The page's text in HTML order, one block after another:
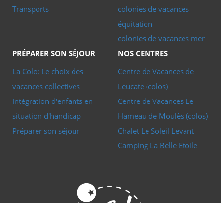
Transports
colonies de vacances
équitation
colonies de vacances mer
PRÉPARER SON SÉJOUR
La Colo: Le choix des
vacances collectives
Intégration d'enfants en
situation d'handicap
Préparer son séjour
NOS CENTRES
Centre de Vacances de
Leucate (colos)
Centre de Vacances Le
Hameau de Moulès (colos)
Chalet Le Soleil Levant
Camping La Belle Etoile